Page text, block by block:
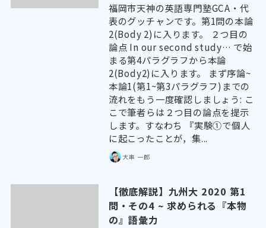
福岡市天神の英語専門塾GCA・代
表のグッチャンです。第1問の本論
2(Body 2)に入ります。 ２つ目の
論点 In our second study… で始
まる第4パラグラフから本論
2(Body2)に入ります。 まず序論~
本論1(第1~第3パラグラフ)までの
流れをもう一度確認しましょう: こ
こで筆者らは２つ目の論点を提示
します。すなわち 『実験①で個人
に起こったことが，集...
大串 一郎
【徹底解説】九州大 2020 第1
問・その4 ~ 求められる『本物
の』語彙力